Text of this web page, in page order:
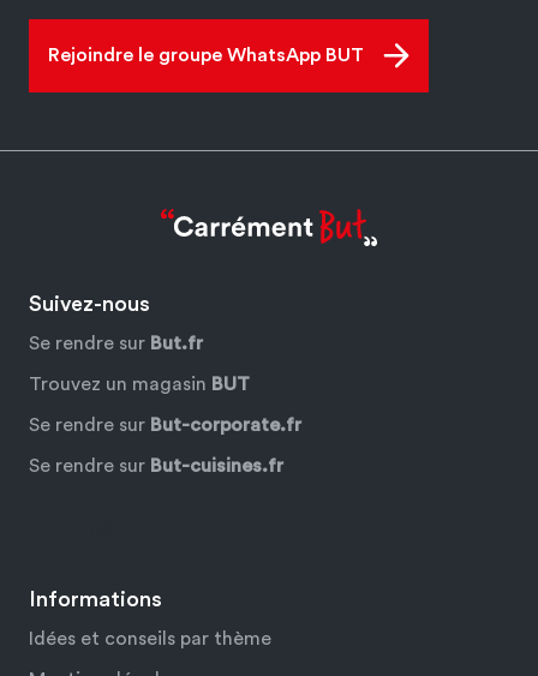
Rejoindre le groupe WhatsApp BUT
Informations
Idées et conseils par thème
Suivez-nous
Se rendre sur But.fr
Trouvez un magasin BUT
Se rendre sur But-corporate.fr
Se rendre sur But-cuisines.fr